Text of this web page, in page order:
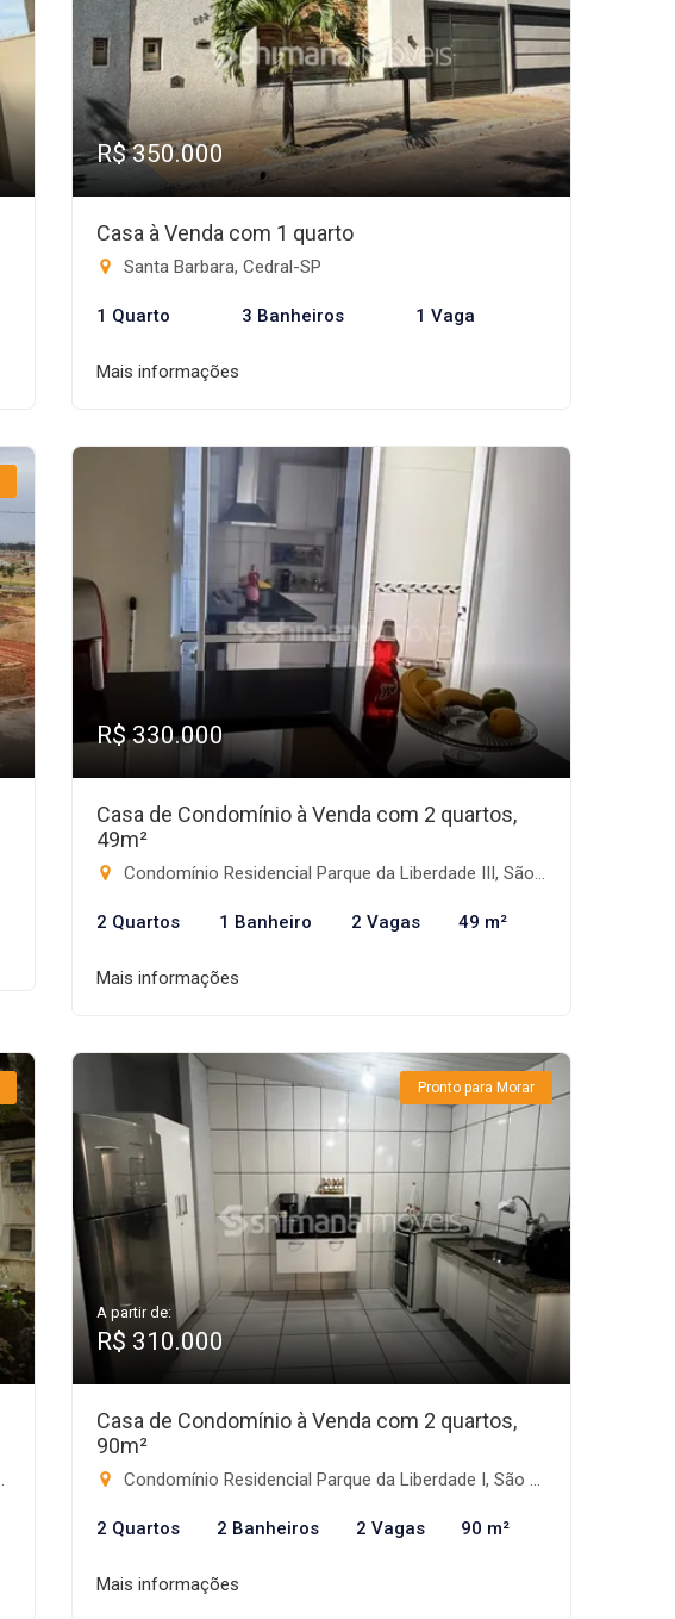
R$ 350.000
Casa à Venda com 1 quarto
Santa Barbara, Cedral-SP
1 Quarto 3 Banheiros 1 Vaga
Mais informações
R$ 330.000
Casa de Condomínio à Venda com 2 quartos,
49m²
Condomínio Residencial Parque da Liberdade III, São José do Rio Preto-SP
2 Quartos 1 Banheiro 2 Vagas 49 m²
Mais informações
Pronto para Morar
A partir de:
R$ 310.000
Casa de Condomínio à Venda com 2 quartos,
90m²
Condomínio Residencial Parque da Liberdade I, São José do Rio Preto-SP
2 Quartos 2 Banheiros 2 Vagas 90 m²
Mais informações